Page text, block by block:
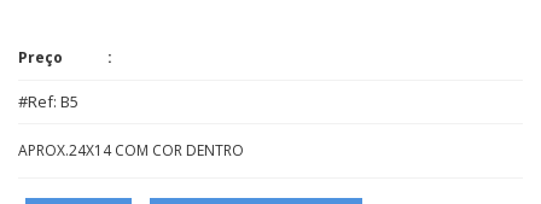
Preço
#Ref: B5
APROX.24X14 COM COR DENTRO